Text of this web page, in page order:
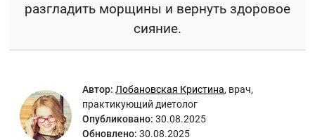
разгладить морщины и вернуть здоровое
сияние.
Автор: Лобановская Кристина, врач,
практикующий диетолог
Опубликовано: 30.08.2025
Обновлено: 30.08.2025